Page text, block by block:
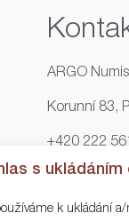
s ukládáním
k ukládání
ARGO
Korunní 83,
+420 222
+420 773